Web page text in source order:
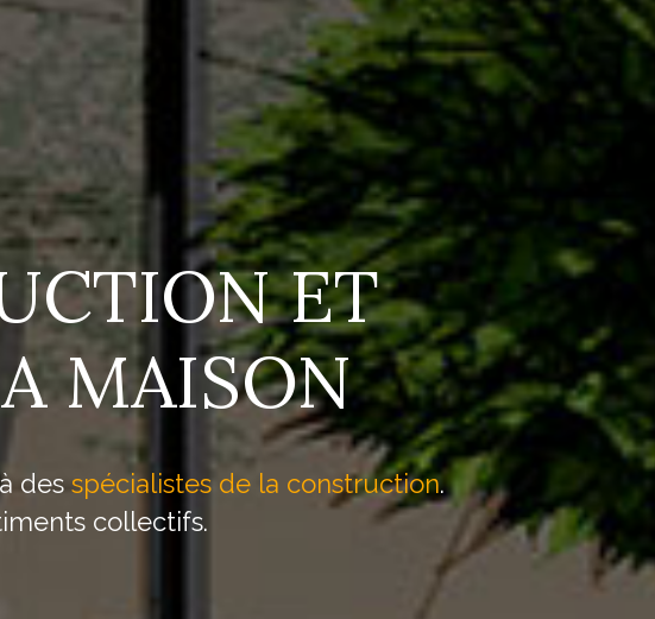
ET
MAISON
des spécialistes de la construction.
collectifs.